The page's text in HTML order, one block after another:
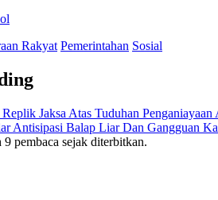
Rakyat Pemerintahan Sosial
Jaksa Atas Tuduhan
Antisipasi Balap Liar Dan Gangguan
pembaca sejak diterbitkan.